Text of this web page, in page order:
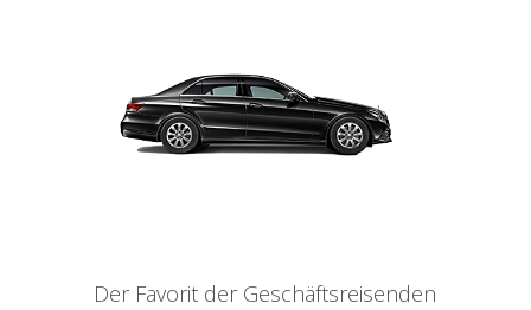
Der Favorit der Geschäftsreisenden